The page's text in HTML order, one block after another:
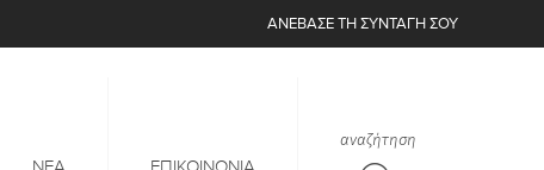
ΑΝΈΒΑΣΕ ΤΗ ΣΥΝΤΑΓΉ ΣΟΥ
αναζήτηση